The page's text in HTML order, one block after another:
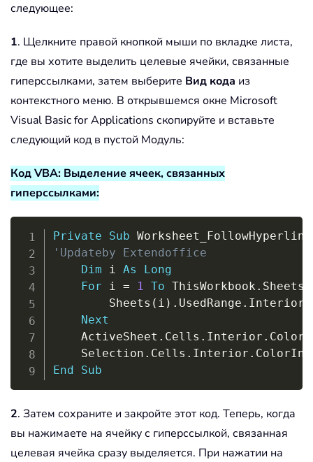
следующее:
1. Щелкните правой кнопкой мыши по вкладке листа,
где вы хотите выделить целевые ячейки, связанные
гиперссылками, затем выберите Вид кода из
контекстного меню. В открывшемся окне Microsoft
Visual Basic for Applications скопируйте и вставьте
следующий код в пустой Модуль:
Код VBA: Выделение ячеек, связанных
гиперссылками:
Private Sub Worksheet_FollowHyperlink
'Updateby Extendoffice
Dim i As
Long
For i = 1 To ThisWorkbook . Sheets
        Sheets
( i ) . UsedRange . Interior
Next
    ActiveSheet
. Cells . Interior .
    Selection
. Cells . Interior .
End
Sub
Copy
2. Затем сохраните и закройте этот код. Теперь, когда
вы нажимаете на ячейку с гиперссылкой, связанная
целевая ячейка сразу выделяется. При нажатии на